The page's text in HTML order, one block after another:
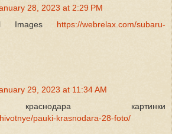
28, 2023 at 2:29 PM
Images https://webrelax.com/subaru-
29, 2023 at 11:34 AM
картинки
pauki-krasnodara-28-foto/